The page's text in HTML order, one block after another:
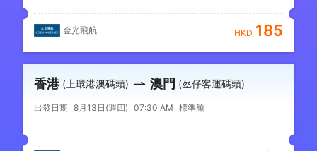
金光飛航 HKD 185
香港 (上環港澳碼頭) 澳門 (氹仔客運碼頭)
出發日期 8月13日(週四) 07:30 AM 標準艙